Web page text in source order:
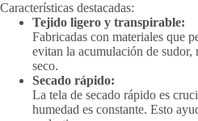
Características destacadas:
Tejido ligero y transpirable:
Fabricadas con materiales que
evitan la acumulación de
seco.
Secado rápido:
La tela de secado rápido es
humedad es constante. Esto